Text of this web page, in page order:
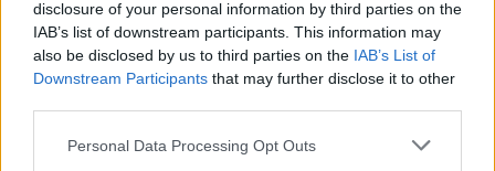
disclosure of your personal information by third parties on the
IAB’s list of downstream participants. This information may
also be disclosed by us to third parties on the IAB’s List of
Downstream Participants that may further disclose it to other
Personal Data Processing Opt Outs
00:00:30
Vaizdai iš tragiškos avarijos Vilniaus r.: dviejų moterų ir
vaiko gyvybių išgelbėti nepavyko
Žinios | Lietuvos diena